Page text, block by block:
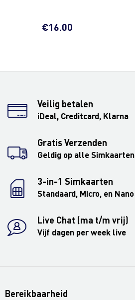
€16.00
Veilig betalen
iDeal, Creditcard, Klarna
Gratis Verzenden
Geldig op alle Simkaarten
3-in-1 Simkaarten
Standaard, Micro, en Nano
Live Chat (ma t/m vrij)
Vijf dagen per week live
Bereikbaarheid